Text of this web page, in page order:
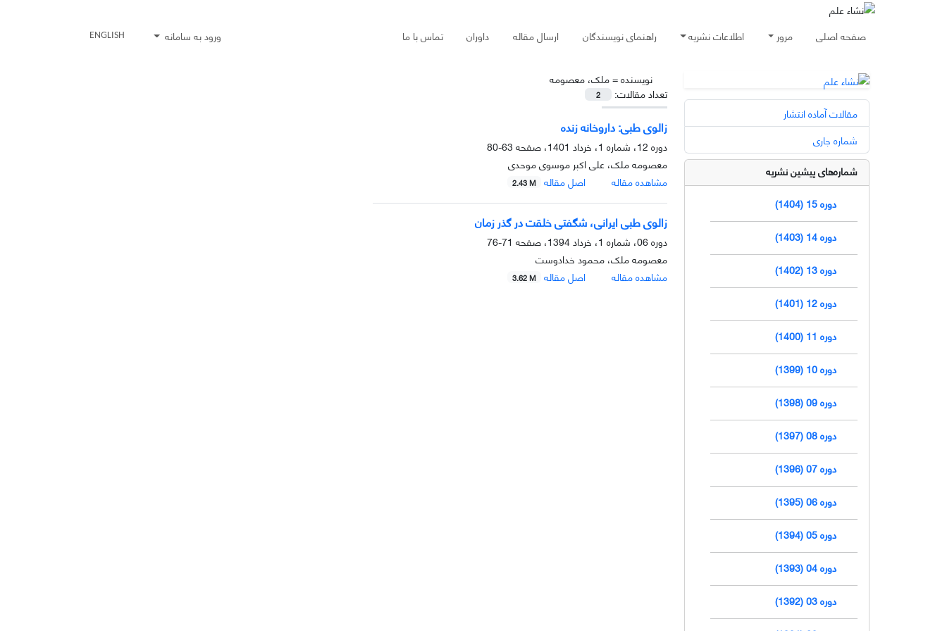
صفحه اصلی مرور اطلاعات نشریه راهنمای نویسندگان ارسال مقاله داوران تماس با ما ورود به سامانه ENGLISH
نویسنده =ملک، معصومه
تعداد مقالات:
2
زالوی طبی: داروخانه زنده
دوره 12، شماره 1، خرداد 1401، صفحه
63-80
معصومه ملک، علی اکبر موسوی موحدی
مشاهده مقاله
اصل مقاله 2.43 M
زالوی طبی ایرانی، شگفتی خلقت در گذر زمان
دوره 06، شماره 1، خرداد 1394، صفحه
71-76
معصومه ملک، محمود خدادوست
مشاهده مقاله
اصل مقاله 3.62 M
مقالات آماده انتشار
شماره جاری
شماره‌های پیشین نشریه
دوره 15 (1404)
دوره 14 (1403)
دوره 13 (1402)
دوره 12 (1401)
دوره 11 (1400)
دوره 10 (1399)
دوره 09 (1398)
دوره 08 (1397)
دوره 07 (1396)
دوره 06 (1395)
دوره 05 (1394)
دوره 04 (1393)
دوره 03 (1392)